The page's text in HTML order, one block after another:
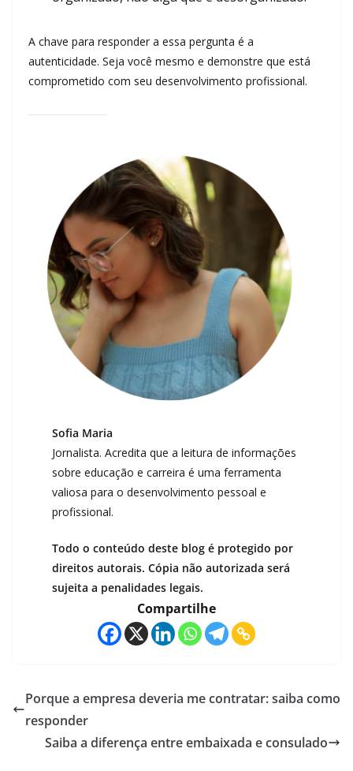
A chave para responder a essa pergunta é a
autenticidade. Seja você mesmo e demonstre que está
comprometido com seu desenvolvimento profissional.
Sofia Maria
Jornalista. Acredita que a leitura de informações
sobre educação e carreira é uma ferramenta
valiosa para o desenvolvimento pessoal e
profissional.
Todo o conteúdo deste blog é protegido por
direitos autorais. Cópia não autorizada será
sujeita a penalidades legais.
Compartilhe
Porque a empresa deveria me contratar: saiba como
responder
Saiba a diferença entre embaixada e consulado